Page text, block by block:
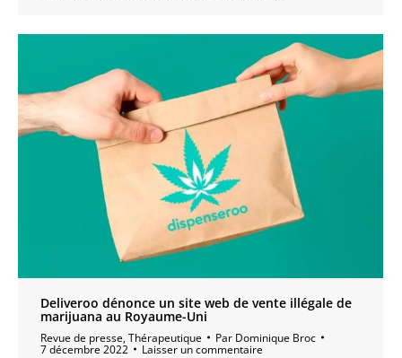
Deliveroo dénonce un site web de vente illégale de
marijuana au Royaume-Uni
Revue de presse,Thérapeutique Par Dominique Broc
7 décembre 2022 Laisser un commentaire